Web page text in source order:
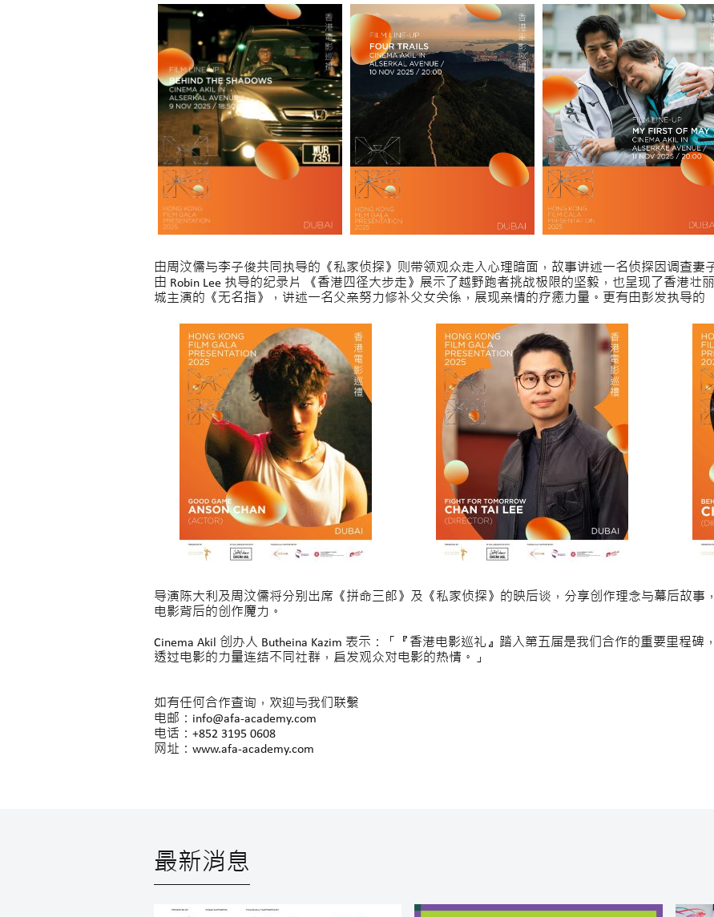
由周汶儒与李子俊共同执导的《私家侦探》则带领观众走入心理暗面，故事讲述一名侦探因调查妻
由 Robin Lee 执导的纪录片 《香港四径大步走》展示了越野跑者挑战极限的坚毅，也呈现了香港壮
城主演的《无名指》，讲述一名父亲努力修补父女关係，展现亲情的疗癒力量。更有由彭发执导的
导演陈大利及周汶儒将分别出席《拼命三郎》及《私家侦探》的映后谈，分享创作理念与幕后故事
电影背后的创作魔力。
Cinema Akil 创办人 Butheina Kazim 表示：「『香港电影巡礼』踏入第五届是我们合作的重要里程碑
透过电影的力量连结不同社群，启发观众对电影的热情。」
如有任何合作查询，欢迎与我们联繫
电邮：info@afa-academy.com
电话：+852 3195 0608
网址：www.afa-academy.com
最新消息